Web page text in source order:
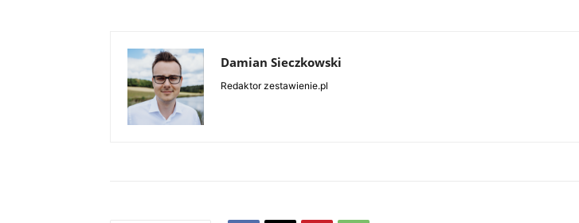
Damian Sieczkowski
Redaktor zestawienie.pl